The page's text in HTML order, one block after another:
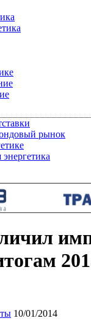
рынок
10/01/2014